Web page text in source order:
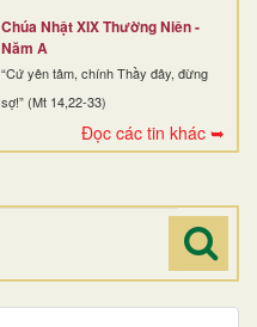
Chúa Nhật XIX Thường Niên -
Năm A
“Cứ yên tâm, chính Thầy đây, đừng
sợ!” (Mt 14,22-33)
Đọc các tin khác ➥